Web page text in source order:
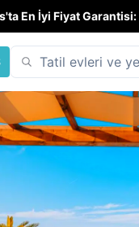
En İyi Fiyat Garantisi: